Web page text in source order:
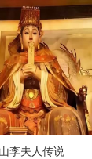
李夫人传说